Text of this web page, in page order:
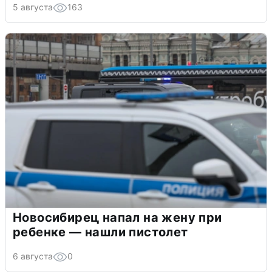
5 августа 163
Новосибирец напал на жену при
ребенке — нашли пистолет
6 августа 0